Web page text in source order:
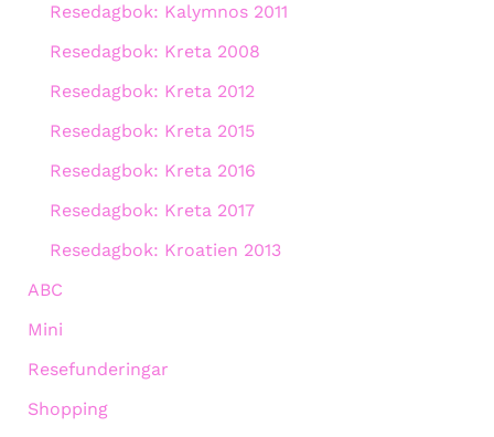
Resedagbok: Kalymnos 2011
Resedagbok: Kreta 2008
Resedagbok: Kreta 2012
Resedagbok: Kreta 2015
Resedagbok: Kreta 2016
Resedagbok: Kreta 2017
Resedagbok: Kroatien 2013
ABC
Mini
Resefunderingar
Shopping